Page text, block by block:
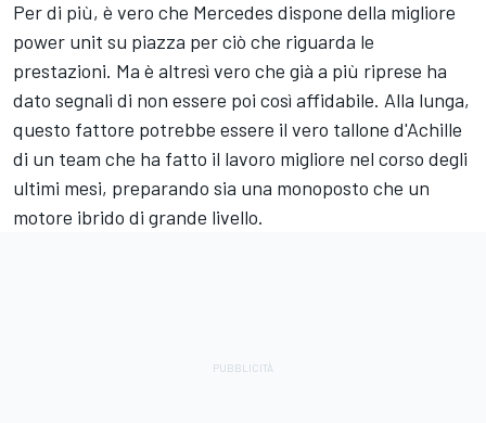
Per di più, è vero che Mercedes dispone della migliore
power unit su piazza per ciò che riguarda le
prestazioni. Ma è altresì vero che già a più riprese ha
dato segnali di non essere poi così affidabile. Alla lunga,
questo fattore potrebbe essere il vero tallone d'Achille
di un team che ha fatto il lavoro migliore nel corso degli
ultimi mesi, preparando sia una monoposto che un
motore ibrido di grande livello.